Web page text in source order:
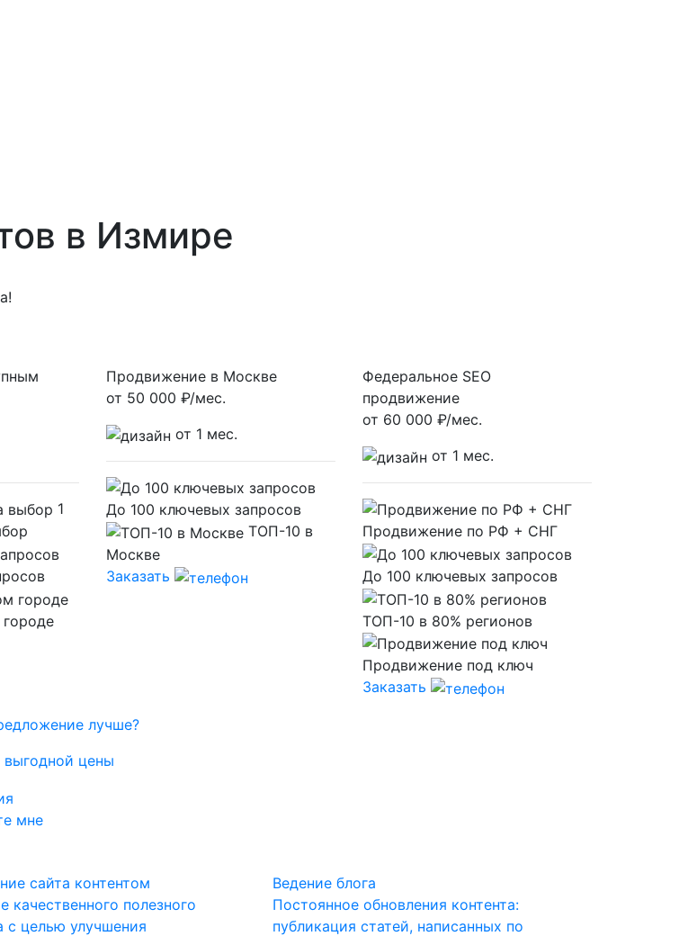
в Измире
1
Продвижение в Москве
от 50 000 ₽/мес.
от 1 мес.
До 100 ключевых запросов
ТОП-10 в
Москве
Заказать
Федеральное SEO
продвижение
от 60 000 ₽/мес.
от 1 мес.
Продвижение по РФ + СНГ
До 100 ключевых запросов
ТОП-10 в 80% регионов
Продвижение под ключ
Заказать
лучше?
выгодной цены
мне
сайта контентом
качественного полезного
с целью улучшения
Ведение блога
Постоянное обновления контента:
публикация статей, написанных по